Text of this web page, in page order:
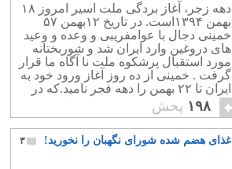
دهه زجر، آغاز بردگی ملت اسیر امروز ۱۸
بهمن ۱۳۹۴است. در تاریخ ۱۲بهمن ۵۷
خمینی دجال با عوامفریبی و وعده و وعید
های دروغین وارد ایران شد و شوربختانه
مورد استقبال پرشکوه ملت نا آگاه ما قرار
گرفت . خمینی از ده روز آغاز ورود خود به
ایران تا ۲۲ بهمن را دهه فجر نامید.که در
حقیقت دهه زجر وخونین ملت ما بود.
۱۹۸ پخش
غذای هضم شده شورای نگهبان را نخورید! ۳